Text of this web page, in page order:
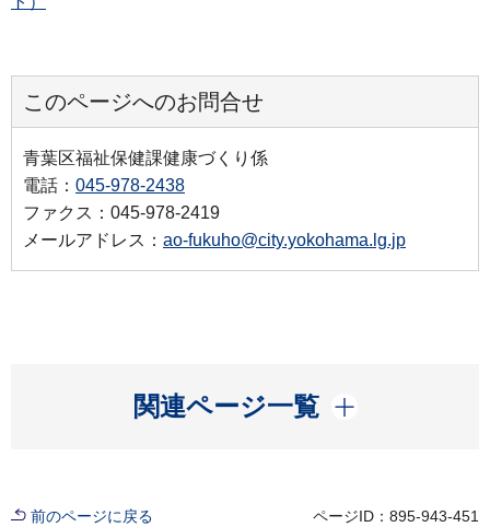
このページへのお問合せ
青葉区福祉保健課健康づくり係
電話： 045-978-2438
ファクス：045-978-2419
メールアドレス： ao-fukuho@city.yokohama.lg.jp
関連ページ一覧
開く
前のページに戻る ページID：895-943-451